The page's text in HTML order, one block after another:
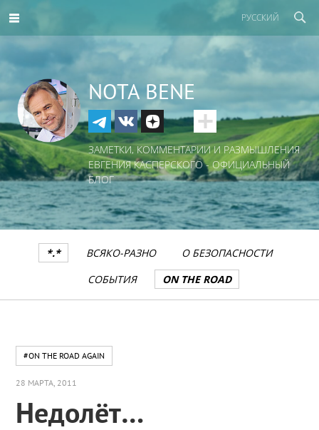
РУССКИЙ
NOTA BENE
ЗАМЕТКИ, КОММЕНТАРИИ И РАЗМЫШЛЕНИЯ
ЕВГЕНИЯ КАСПЕРСКОГО - ОФИЦИАЛЬНЫЙ
БЛОГ
*.* ВСЯКО-РАЗНО
О БЕЗОПАСНОСТИ
СОБЫТИЯ
ON THE ROAD
#ON THE ROAD AGAIN
28 МАРТА, 2011
Недолёт…